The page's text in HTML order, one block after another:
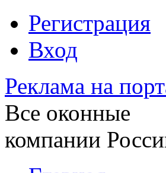
Регистрация
Вход
Реклама на
Все оконные
компании